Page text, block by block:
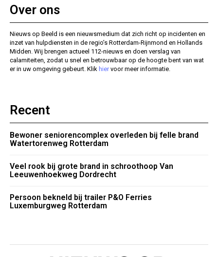
Over ons
Nieuws op Beeld is een nieuwsmedium dat zich richt op incidenten en
inzet van hulpdiensten in de regio’s Rotterdam-Rijnmond en Hollands
Midden. Wij brengen actueel 112-nieuws en doen verslag van
calamiteiten, zodat u snel en betrouwbaar op de hoogte bent van wat
er in uw omgeving gebeurt. Klik hiervoor meer informatie.
Recent
Bewoner seniorencomplex overleden bij felle brand
Watertorenweg Rotterdam
Veel rook bij grote brand in schroothoop Van
Leeuwenhoekweg Dordrecht
Persoon bekneld bij trailer P&O Ferries
Luxemburgweg Rotterdam